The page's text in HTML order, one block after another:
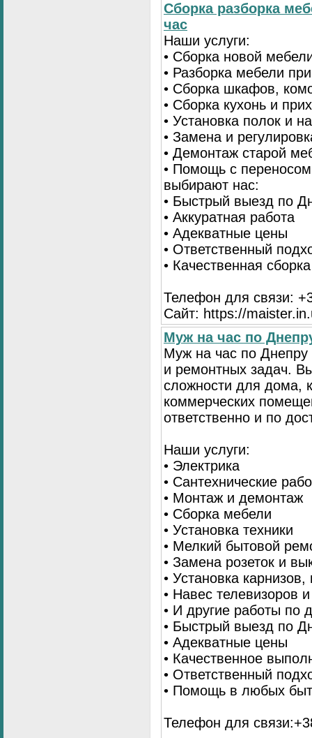
Сборка разборка
час
Наши услуги:
• Сборка новой
• Разборка мебели
• Сборка шкафов,
• Сборка кухонь и
• Установка полок и
• Замена и
• Демонтаж старой
• Помощь с
выбирают нас:
• Быстрый выезд по
• Аккуратная работа
• Адекватные цены
• Ответственный
• Качественная
Телефон для связи:
Сайт: https://
Муж на час по
Муж на час по
и ремонтных задач.
сложности для дома,
коммерческих
ответственно и по
Наши услуги:
• Электрика
• Сантехнические
• Монтаж и демонтаж
• Сборка мебели
• Установка техники
• Мелкий бытовой
• Замена розеток и
• Установка
• Навес телевизоров
• И другие работы по
• Быстрый выезд по
• Адекватные цены
• Качественное
• Ответственный
• Помощь в любых
Телефон для